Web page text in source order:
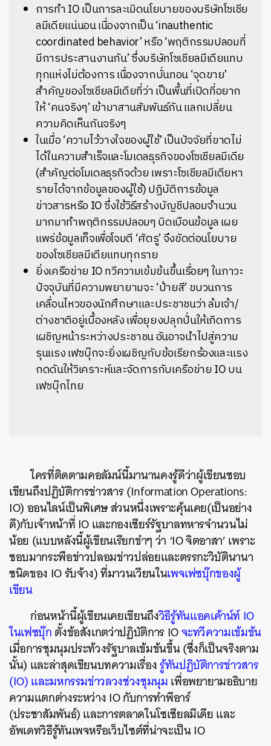
การทำIOเป็นการละเมิดนโยบายของบริษัทโซเชีย
ลมีเดียแน่นอนเนื่องจากเป็น‘inauthentic
coordinated behavior’หรือ‘พฤติกรรมปลอมที่
มีการประสานงานกัน’ซึ่งบริษัทโซเชียลมีเดียแทบ
ทุกแห่งไม่ต้องการเนื่องจากบั่นทอน‘จุดขาย’
สำคัญของโซเชียลมีเดียที่ว่าเป็นพื้นที่เปิดที่อยาก
ให้‘คนจริงๆ’เข้ามาสานสัมพันธ์กันแลกเปลี่ยน
ความคิดเห็นกันจริงๆ
ในเมื่อ ‘ความไว้วางใจของผู้ใช้’ เป็นปัจจัยที่ขาดไม่
ได้ในความสำเร็จและโมเดลธุรกิจของโซเชียลมีเดีย
(สำคัญต่อโมเดลธุรกิจด้วย เพราะโซเชียลมีเดียหา
รายได้จากข้อมูลของผู้ใช้) ปฏิบัติการข้อมูล
ข่าวสารหรือ IO ซึ่งใช้วิธีสร้างบัญชีปลอมจำนวน
มากมาทำพฤติกรรมปลอมๆ บิดเบือนข้อมูล เผย
แพร่ข้อมูลเท็จเพื่อโจมตี ‘ศัตรู’ จึงขัดต่อนโยบาย
ของโซเชียลมีเดียแทบทุกราย
ยิ่งเครือข่าย IO ทวีความเข้มข้นขึ้นเรื่อยๆ ในภาวะ
ปัจจุบันที่มีความพยายามจะ ‘ป้ายสี’ ขบวนการ
เคลื่อนไหวของนักศึกษาและประชาชนว่า ล้มเจ้า/
ต่างชาติอยู่เบื้องหลัง เพื่อยุยงปลุกปั่นให้เกิดการ
เผชิญหน้าระหว่างประชาชน อันอาจนำไปสู่ความ
รุนแรง เฟซบุ๊กจะยิ่งเผชิญกับข้อเรียกร้องและแรง
กดดันให้วิเคราะห์และจัดการกับเครือข่าย IO บน
เฟซบุ๊กไทย
ใครที่ติดตามคอลัมน์นี้มานานคงรู้ดีว่าผู้เขียนชอบ
เขียนถึงปฏิบัติการข่าวสาร(Information Operations:
IO)ออนไลน์เป็นพิเศษส่วนหนึ่งเพราะคุ้นเคย(เป็นอย่าง
ดี)กับเจ้าหน้าที่ IOและกองเชียร์รัฐบาลทหารจำนวนไม่
น้อย (แบบหลังนี้ผู้เขียนเรียกขำๆว่า ‘IOจิตอาสา’เพราะ
ชอบมากระพือข่าวปลอมข่าวปล่อยและตรรกะวิบัตินานา
ชนิดของ IOรับจ้าง)ที่มาวนเวียนในเพจเฟซบุ๊กของผู้
เขียน
ก่อนหน้านี้ผู้เขียนเคยเขียนถึงวิธีรู้ทันแอคเค้าน์ท์ IO
ในเฟซบุ๊กตั้งข้อสังเกตว่าปฏิบัติการIOจะทวีความเข้มข้น
เมื่อการชุมนุมประท้วงรัฐบาลเข้มข้นขึ้น(ซึ่งก็เป็นจริงตาม
นั้น) และล่าสุดเขียนบทความเรื่องรู้ทันปฏิบัติการข่าวสาร
(IO)และมหกรรมข่าวลวงช่วงชุมนุมเพื่อพยายามอธิบาย
ความแตกต่างระหว่าง IOกับการทำพีอาร์
(ประชาสัมพันธ์)และการตลาดในโซเชียลมีเดียและ
อัพเดทวิธีรู้ทันเพจหรือเว็บไซต์ที่น่าจะเป็นIO